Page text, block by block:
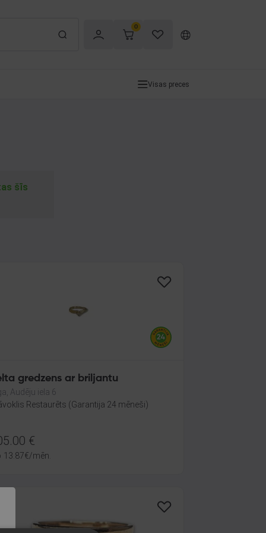
0
Visas preces
šīs
gredzens ar briljantu
Audēju iela 6
Restaurēts (Garantija 24 mēneši)
€
13.87€/mēn.